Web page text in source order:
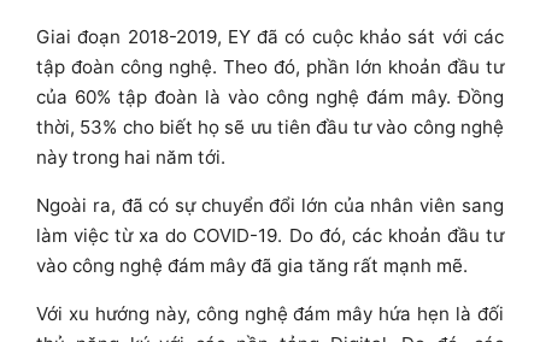
Giai đoạn 2018-2019, EY đã có cuộc khảo sát với các
tập đoàn công nghệ. Theo đó, phần lớn khoản đầu tư
của 60% tập đoàn là vào công nghệ đám mây. Đồng
thời, 53% cho biết họ sẽ ưu tiên đầu tư vào công nghệ
này trong hai năm tới.
Ngoài ra, đã có sự chuyển đổi lớn của nhân viên sang
làm việc từ xa do COVID-19. Do đó, các khoản đầu tư
vào công nghệ đám mây đã gia tăng rất mạnh mẽ.
Với xu hướng này, công nghệ đám mây hứa hẹn là đối